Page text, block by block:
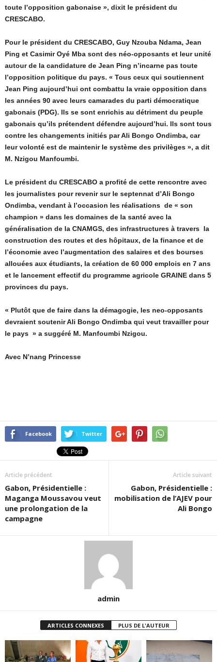
toute l’opposition gabonaise », dixit le président du
CRESCABO.
Pour le président du CRESCABO, Guy Nzouba Ndama, Jean
Ping et Casimir Oyé Mba sont des néo-opposants et leur unité
autour de la candidature de Jean Ping n’incarne pas toute
l’opposition politique du pays. « Tous ceux qui soutiennent
Jean Ping aujourd’hui ont combattu la vraie opposition dans
les années 90 avec leurs camarades du parti démocratique
gabonais (PDG). Ils se sont enrichis au détriment du peuple
gabonais qu’ils prétendent défendre aujourd’hui. Ils sont tous
contre les changements initiés par Ali Bongo Ondimba, car
leur volonté est de maintenir le système des privilèges », a dit
M. Nzigou Manfoumbi.
Le président du CRESCABO a profité de cette rencontre avec
les journalistes pour revenir sur le septennat d’Ali Bongo
Ondimba, vendant à l’occasion les réalisations de « son
champion » dans les domaines de la santé avec la
généralisation de la CNAMGS, des infrastructures à travers la
construction des routes et des hôpitaux, de la finance et de
l’économie avec l’augmentation des salaires et des bourses
allouées aux étudiants, la création de 60 000 emplois en 7 ans
et le lancement effectif du programme agricole GRAINE dans 5
provinces du pays.
« Plutôt que de faire dans la démagogie, les neo-opposants
devraient soutenir Ali Bongo Ondimba qui veut travailler pour
le pays » a suggéré M. Manfoumbi Nzigou.
Avec N’nang Princesse
Facebook Twitter
Article précédent
Gabon, Présidentielle :
Maganga Moussavou veut
une prolongation de la
campagne
Article suivant
Gabon, Présidentielle :
mobilisation de l’AJEV pour
Ali Bongo
admin
ARTICLES CONNEXES PLUS DE L'AUTEUR